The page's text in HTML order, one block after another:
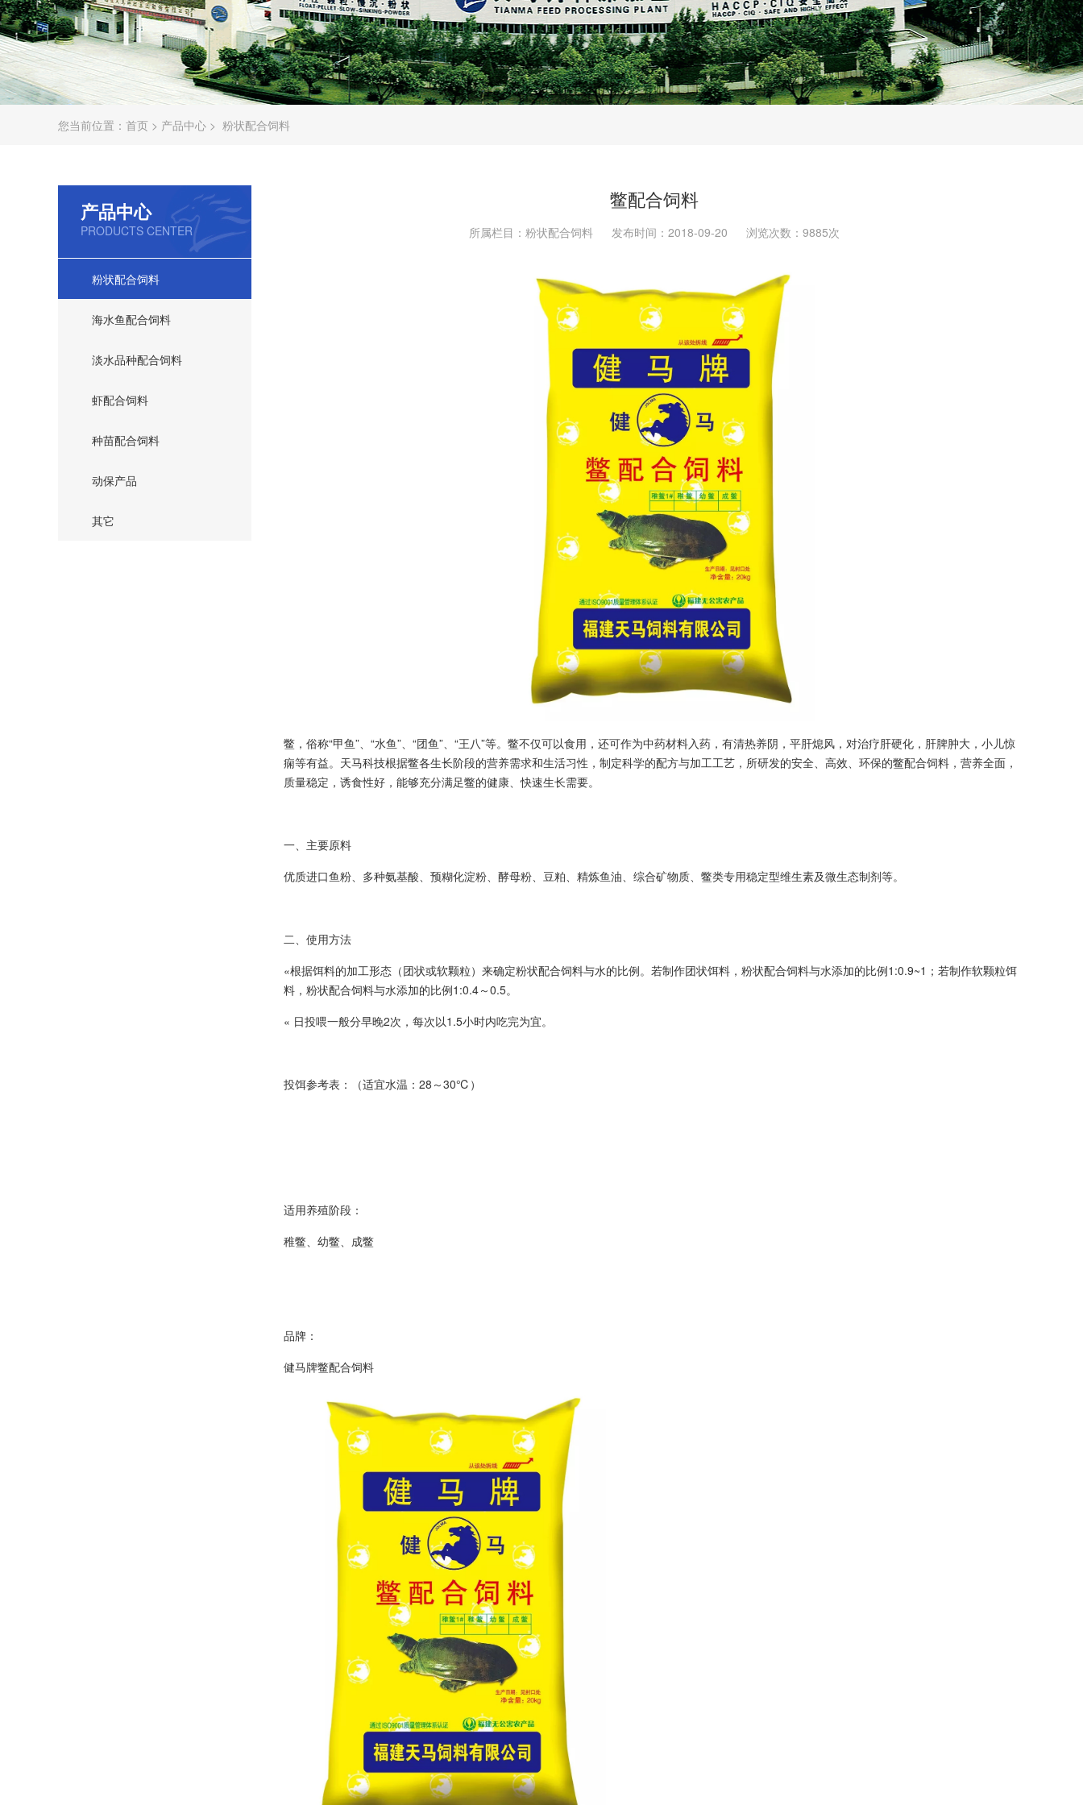
您当前位置： 首页 > 产品中心 > 粉状配合饲料
产品中心
PRODUCTS CENTER
粉状配合饲料
海水鱼配合饲料
淡水品种配合饲料
虾配合饲料
种苗配合饲料
动保产品
其它
鳖配合饲料
所属栏目：粉状配合饲料 发布时间：2018-09-20 浏览次数：9885次
鳖，俗称“甲鱼”、“水鱼”、“团鱼”、“王八”等。鳖不仅可以食用，还可作为中药材料入药，有清热养阴，平肝熄风，对治疗肝硬化，肝脾肿大，小儿惊
痫等有益。天马科技根据鳖各生长阶段的营养需求和生活习性，制定科学的配方与加工工艺，所研发的安全、高效、环保的鳖配合饲料，营养全面，
质量稳定，诱食性好，能够充分满足鳖的健康、快速生长需要。
一、主要原料
优质进口鱼粉、多种氨基酸、预糊化淀粉、酵母粉、豆粕、精炼鱼油、综合矿物质、鳖类专用稳定型维生素及微生态制剂等。
二、使用方法
«根据饵料的加工形态（团状或软颗粒）来确定粉状配合饲料与水的比例。若制作团状饵料，粉状配合饲料与水添加的比例1:0.9~1；若制作软颗粒饵
料，粉状配合饲料与水添加的比例1:0.4～0.5。
« 日投喂一般分早晚2次，每次以1.5小时内吃完为宜。
投饵参考表：（适宜水温：28～30℃）
适用养殖阶段：
稚鳖、幼鳖、成鳖
品牌：
健马牌鳖配合饲料